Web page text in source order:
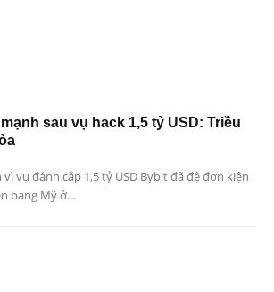
sau vụ hack 1,5 tỷ USD: Triều
vụ đánh cắp 1,5 tỷ USD Bybit đã đệ đơn kiện
bang Mỹ ở...